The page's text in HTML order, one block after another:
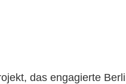
das engagierte